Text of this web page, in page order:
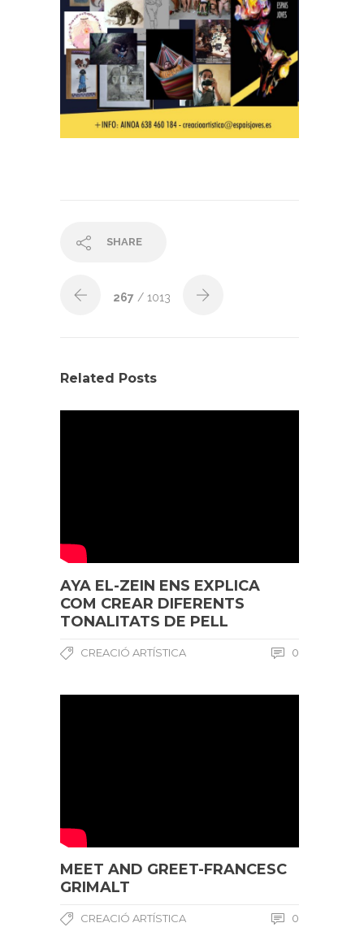
SHARE
267 / 1013
Related Posts
AYA EL-ZEIN ENS EXPLICA
COM CREAR DIFERENTS
TONALITATS DE PELL
CREACIÓ ARTÍSTICA 0
MEET AND GREET-FRANCESC
GRIMALT
CREACIÓ ARTÍSTICA 0